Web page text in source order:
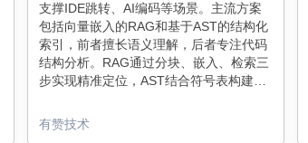
支撑IDE跳转、AI编码等场景。主流方案
包括向量嵌入的RAG和基于AST的结构化
索引，前者擅长语义理解，后者专注代码
结构分析。RAG通过分块、嵌入、检索三
步实现精准定位，AST结合符号表构建调
问题定位、测试用例生成等场景效率，推
动AI编码工具从能用走向好用。
有赞技术